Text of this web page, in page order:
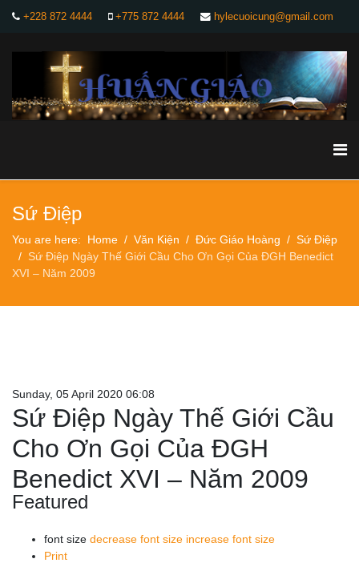
+228 872 4444 +775 872 4444 hylecuoicung@gmail.com
Sứ Điệp
You are here: Home Văn Kiện Đức Giáo Hoàng
Sứ Điệp
Sứ Điệp Ngày Thế Giới Cầu Cho Ơn Gọi Của ĐGH Benedict
XVI – Năm 2009
Sunday, 05 April 2020 06:08
Sứ Điệp Ngày Thế Giới Cầu
Cho Ơn Gọi Của ĐGH
Benedict XVI – Năm 2009
Featured
font size decrease font size increase font size
Print